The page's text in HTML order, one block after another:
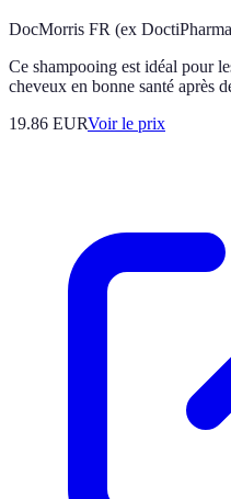
DocMorris FR (ex
Ce shampooing est idéal pour
cheveux en bonne santé après
19.86 EURVoir le prix